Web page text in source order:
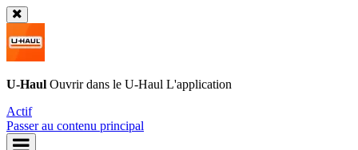
U-Haul Ouvrir dans le U-Haul L'application
Actif
Passer au contenu principal